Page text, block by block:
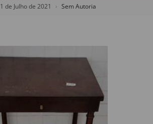
1 de Julho de 2021 Sem Autoria